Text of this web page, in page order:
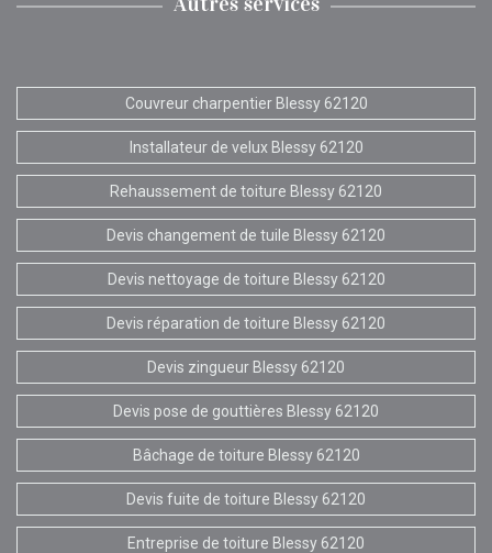
Couvreur charpentier Blessy 62120
Installateur de velux Blessy 62120
Rehaussement de toiture Blessy 62120
Devis changement de tuile Blessy 62120
Devis nettoyage de toiture Blessy 62120
Devis réparation de toiture Blessy 62120
Devis zingueur Blessy 62120
Devis pose de gouttières Blessy 62120
Bâchage de toiture Blessy 62120
Devis fuite de toiture Blessy 62120
Entreprise de toiture Blessy 62120